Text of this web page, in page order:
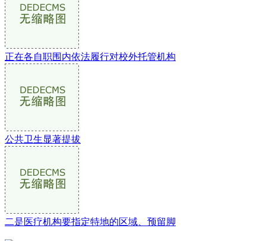
正在各自职围内依法履行对校外托管机构
公共卫生显著提拔
二是医疗机构要指定特地的区域、预留脚